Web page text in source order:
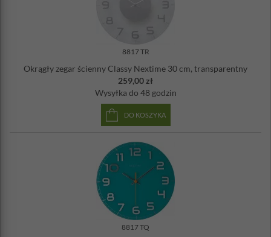
8817 TR
Okrągły zegar ścienny Classy Nextime 30 cm, transparentny
259,00 zł
Wysyłka do 48 godzin
DO KOSZYKA
8817 TQ